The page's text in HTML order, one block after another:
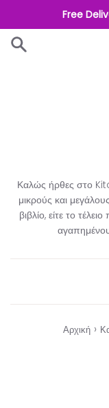
στο
περιεχόμενο
Free
Καλώς ήρθες στο
μικρούς και
βιβλίο, είτε το
Αρχική ›